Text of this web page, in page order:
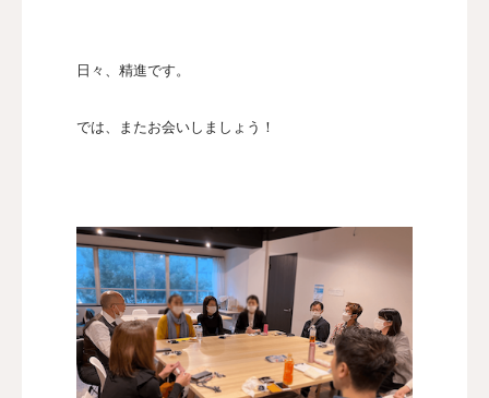
日々、精進です。
では、またお会いしましょう！